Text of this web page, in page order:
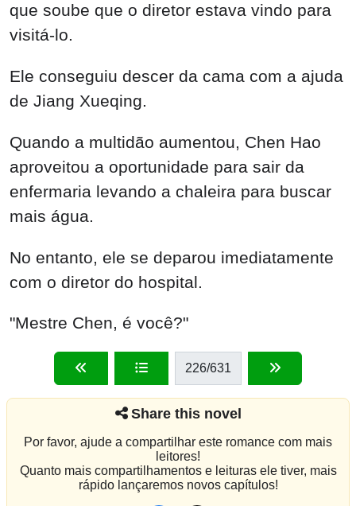
que soube que o diretor estava vindo para
visitá-lo.
Ele conseguiu descer da cama com a ajuda
de Jiang Xueqing.
Quando a multidão aumentou, Chen Hao
aproveitou a oportunidade para sair da
enfermaria levando a chaleira para buscar
mais água.
No entanto, ele se deparou imediatamente
com o diretor do hospital.
"Mestre Chen, é você?"
226/631
Share this novel
Por favor, ajude a compartilhar este romance com mais
leitores!
Quanto mais compartilhamentos e leituras ele tiver, mais
rápido lançaremos novos capítulos!